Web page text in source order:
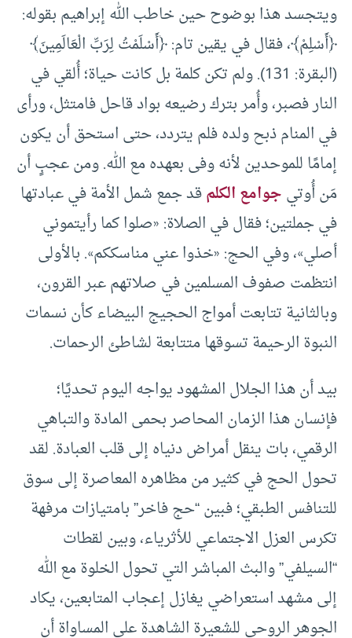
ويتجسد هذا بوضوح حين خاطب الله إبراهيم بقوله:
﴿أَسْلِمْ﴾، فقال في يقين تام: ﴿أَسْلَمْتُ لِرَبِّ الْعَالَمِينَ﴾
(البقرة: 131). ولم تكن كلمة بل كانت حياة؛ أُلقي في
النار فصبر، وأُمر بترك رضيعه بواد قاحل فامتثل، ورأى
في المنام ذبح ولده فلم يتردد، حتى استحق أن يكون
إمامًا للموحدين لأنه وفى بعهده مع الله. ومن عجبٍ أن
مَن أُوتيجوامع الكلمقد جمع شمل الأمة في عبادتها
في جملتين؛ فقال في الصلاة: «صلوا كما رأيتموني
أصلي»، وفي الحج: «خذوا عني مناسككم». بالأولى
انتظمت صفوف المسلمين في صلاتهم عبر القرون،
وبالثانية تتابعت أمواج الحجيج البيضاء كأن نسمات
النبوة الرحيمة تسوقها متتابعة لشاطئ الرحمات.
بيد أن هذا الجلال المشهود يواجه اليوم تحديًا؛
فإنسان هذا الزمان المحاصر بحمى المادة والتباهي
الرقمي، بات ينقل أمراض دنياه إلى قلب العبادة. لقد
تحول الحج في كثير من مظاهره المعاصرة إلى سوق
للتنافس الطبقي؛ فبين “حج فاخر” بامتيازات مرفهة
تكرس العزل الاجتماعي للأثرياء، وبين لقطات
“السيلفي” والبث المباشر التي تحول الخلوة مع الله
إلى مشهد استعراضي يغازل إعجاب المتابعين، يكاد
الجوهر الروحي للشعيرة الشاهدة على المساواة أن